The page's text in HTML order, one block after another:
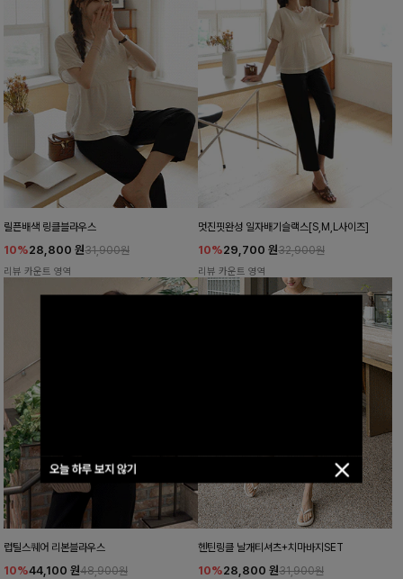
오늘 하루 보지 않기
릴픈배색 링클블라우스
10%28,800 원31,900원
리뷰 카운트 영역
멋진핏완성 일자배기슬랙스[S,M,L사이즈]
10%29,700 원32,900원
리뷰 카운트 영역
럽틸스퀘어 리본블라우스
10%44,100 원48,900원
헨틴링클 날개티셔츠+치마바지SET
10%28,800 원31,900원